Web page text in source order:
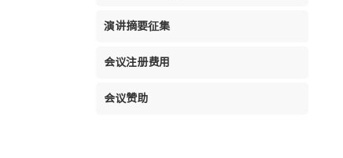
演讲摘要征集
会议注册费用
会议赞助